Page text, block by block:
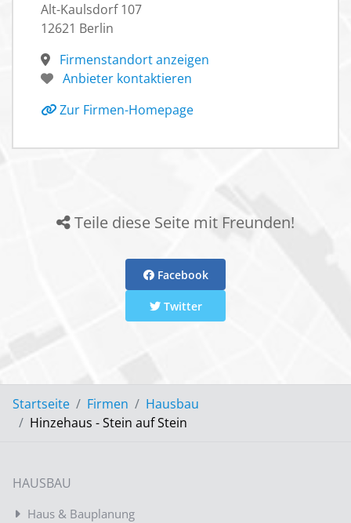
Alt-Kaulsdorf 107
12621 Berlin
Firmenstandort anzeigen
Anbieter kontaktieren
Zur Firmen-Homepage
Teile diese Seite mit Freunden!
Facebook
Twitter
Startseite Firmen
Hausbau
Hinzehaus - Stein auf Stein
HAUSBAU
Haus & Bauplanung